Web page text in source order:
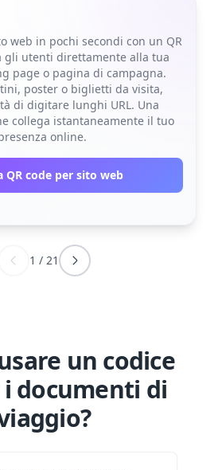
web in pochi secondi con un QR
gli utenti direttamente alla tua
page o pagina di campagna.
poster o biglietti da visita,
di digitare lunghi URL. Una
collega istantaneamente il tuo
online.
QR code per sito web
1 / 21
un codice
i documenti di